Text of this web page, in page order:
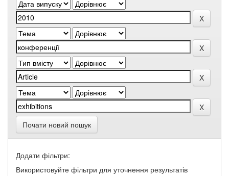
Почати новий пошук
Додати фільтри:
Використовуйте фільтри для уточнення результатів